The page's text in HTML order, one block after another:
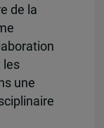
de la
les
une